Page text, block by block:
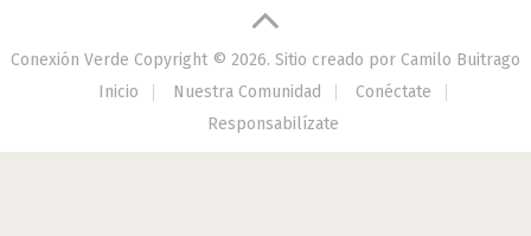
Conexión Verde Copyright © 2026. Sitio creado por Camilo Buitrago
Inicio
Nuestra Comunidad
Conéctate
Responsabilízate